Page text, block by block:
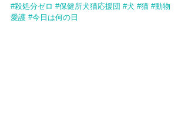
#殺処分ゼロ #保健所犬猫応援団 #犬 #猫 #動物
愛護 #今日は何の日